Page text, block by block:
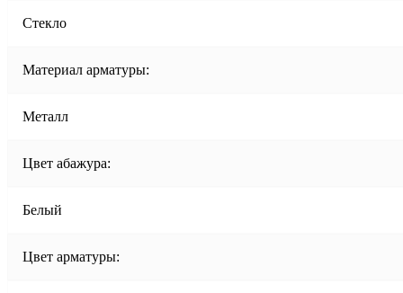
Стекло
Материал арматуры:
Металл
Цвет абажура:
Белый
Цвет арматуры: